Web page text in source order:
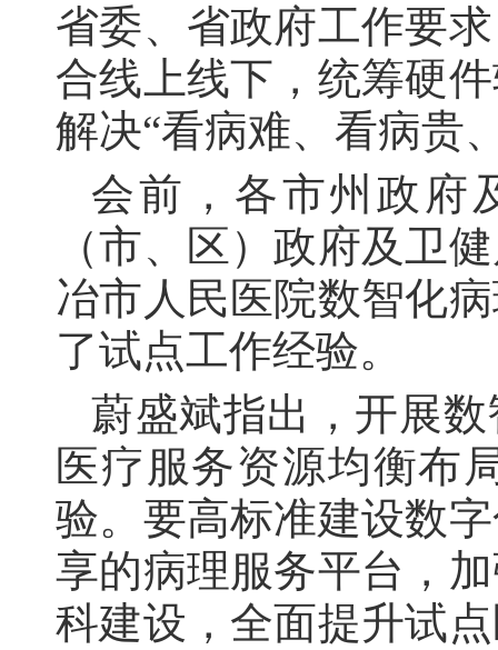
省委、省政府工作要
合线上线下，统筹硬
解决“看病难、看病贵
会前，各市州政府
（市、区）政府及卫
冶市人民医院数智化
了试点工作经验。
蔚盛斌指出，开展
医疗服务资源均衡布
验。要高标准建设数
享的病理服务平台，
科建设，全面提升试